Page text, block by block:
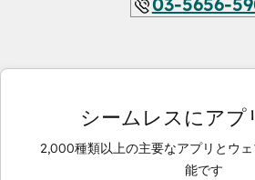
シームレスにアプ
2,000種類以上の主要なアプリとウ
能です